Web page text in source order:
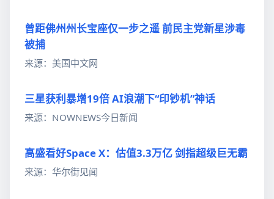
曾距佛州州长宝座仅一步之遥 前民主党新星涉毒
被捕
来源：美国中文网
三星获利暴增19倍 AI浪潮下“印钞机”神话
来源：NOWNEWS今日新闻
高盛看好Space X：估值3.3万亿 剑指超级巨无霸
来源：华尔街见闻